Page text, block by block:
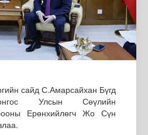
сайд С.Амарсайхан Бүгд
Улсын Сөүлийн
Ерөнхийлөгч Жо Сүн